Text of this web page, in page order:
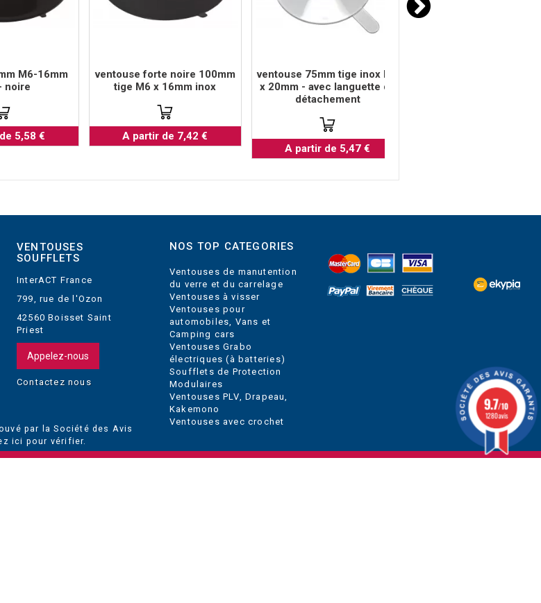
M6-16mm
noire
5,58 €
ventouse forte noire 100mm
tige M6 x 16mm inox
A partir de 7,42 €
ventouse 75mm tige inox M6
x 20mm - avec languette de
détachement
A partir de 5,47 €
VENTOUSES
SOUFFLETS
InterACT France
799, rue de l'Ozon
42560 Boisset Saint
Priest
Appelez-nous
Contactez nous
par la Société des Avis
ici pour vérifier.
NOS TOP CATEGORIES
Ventouses de manutention
du verre et du carrelage
Ventouses à visser
Ventouses pour
automobiles, Vans et
Camping cars
Ventouses Grabo
électriques (à batteries)
Soufflets de Protection
Modulaires
Ventouses PLV, Drapeau,
Kakemono
Ventouses avec crochet
9.7/10
1280 avis